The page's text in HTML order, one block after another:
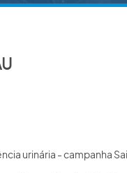
urinária - campanha